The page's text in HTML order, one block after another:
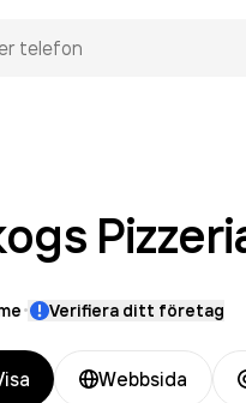
· Verifiera ditt företag
Webbsida